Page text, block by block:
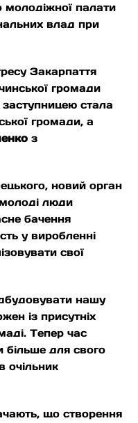
молодіжної палати
влад при
Закарпаття
громади
стала
громади, а
з
новий орган
люди
бачення
у виробленні
свої
нашу
із присутніх
Тепер час
більше для свого
очільник
що створення